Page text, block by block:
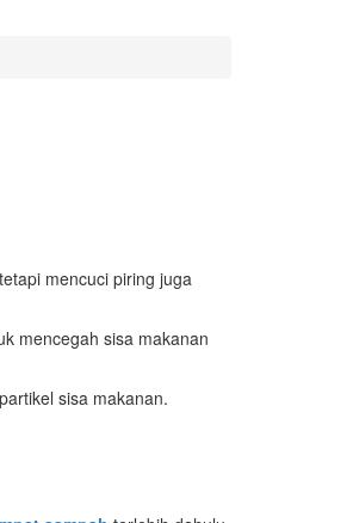
mencuci piring juga
mencegah sisa makanan
sisa makanan.